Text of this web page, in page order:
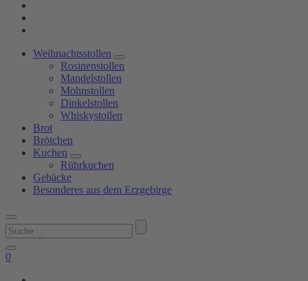
Weihnachtsstollen
Rosinenstollen
Mandelstollen
Mohnstollen
Dinkelstollen
Whiskystollen
Brot
Brötchen
Kuchen
Rührkuchen
Gebäcke
Besonderes aus dem Erzgebirge
Suchen
nach:
0